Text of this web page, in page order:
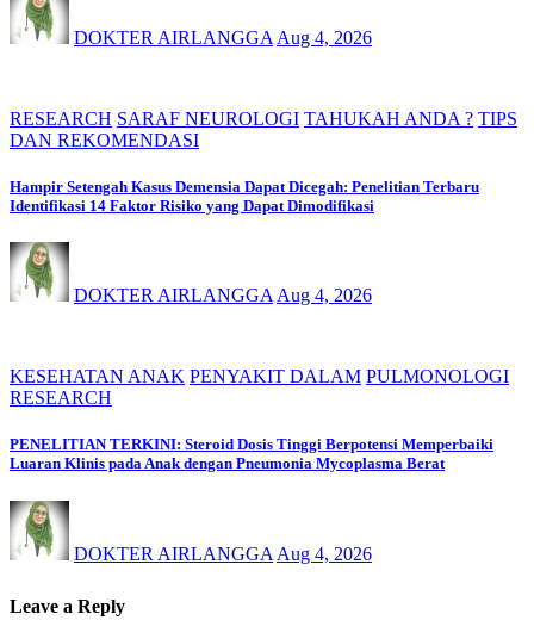
DOKTER AIRLANGGA Aug 4, 2026
RESEARCH SARAF NEUROLOGI TAHUKAH ANDA ? TIPS
DAN REKOMENDASI
Hampir Setengah Kasus Demensia Dapat Dicegah: Penelitian Terbaru
Identifikasi 14 Faktor Risiko yang Dapat Dimodifikasi
DOKTER AIRLANGGA Aug 4, 2026
KESEHATAN ANAK PENYAKIT DALAM PULMONOLOGI
RESEARCH
PENELITIAN TERKINI: Steroid Dosis Tinggi Berpotensi Memperbaiki
Luaran Klinis pada Anak dengan Pneumonia Mycoplasma Berat
DOKTER AIRLANGGA Aug 4, 2026
Leave a Reply